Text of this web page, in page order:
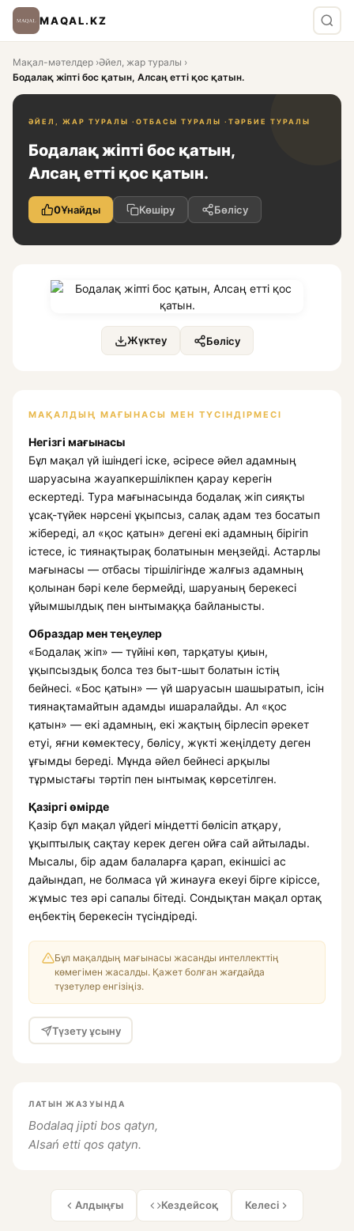
MAQAL.KZ
Мақал-мәтелдер ›Әйел, жар туралы ›
Бодалақ жіпті бос қатын, Алсаң етті қос қатын.
ӘЙЕЛ, ЖАР ТУРАЛЫ · ОТБАСЫ ТУРАЛЫ · ТӘРБИЕ ТУРАЛЫ
Бодалақ жіпті бос қатын,
Алсаң етті қос қатын.
0Ұнайды Көшіру Бөлісу
Жүктеу Бөлісу
МАҚАЛДЫҢ МАҒЫНАСЫ МЕН ТҮСІНДІРМЕСІ
Негізгі мағынасы
Бұл мақал үй ішіндегі іске, әсіресе әйел адамның
шаруасына жауапкершілікпен қарау керегін
ескертеді. Тура мағынасында бодалақ жіп сияқты
ұсақ-түйек нәрсені ұқыпсыз, салақ адам тез босатып
жібереді, ал «қос қатын» дегені екі адамның бірігіп
істесе, іс тиянақтырақ болатынын меңзейді. Астарлы
мағынасы — отбасы тіршілігінде жалғыз адамның
қолынан бәрі келе бермейді, шаруаның берекесі
ұйымшылдық пен ынтымаққа байланысты.
Образдар мен теңеулер
«Бодалақ жіп» — түйіні көп, тарқатуы қиын,
ұқыпсыздық болса тез быт-шыт болатын істің
бейнесі. «Бос қатын» — үй шаруасын шашыратып, ісін
тиянақтамайтын адамды ишаралайды. Ал «қос
қатын» — екі адамның, екі жақтың бірлесіп әрекет
етуі, яғни көмектесу, бөлісу, жүктi жеңілдету деген
ұғымды береді. Мұнда әйел бейнесі арқылы
тұрмыстағы тәртіп пен ынтымақ көрсетілген.
Қазіргі өмірде
Қазір бұл мақал үйдегі міндетті бөлісіп атқару,
ұқыптылық сақтау керек деген ойға сай айтылады.
Мысалы, бір адам балаларға қарап, екіншісі ас
дайындап, не болмаса үй жинауға екеуі бірге кіріссе,
жұмыс тез әрі сапалы бітеді. Сондықтан мақал ортақ
еңбектің берекесін түсіндіреді.
Бұл мақалдың мағынасы жасанды интеллекттің
көмегімен жасалды. Қажет болған жағдайда
түзетулер енгізіңіз.
Түзету ұсыну
ЛАТЫН ЖАЗУЫНДА
Bodalaq jipti bos qatyn,
Alsań etti qos qatyn.
Алдыңғы Кездейсоқ Келесі